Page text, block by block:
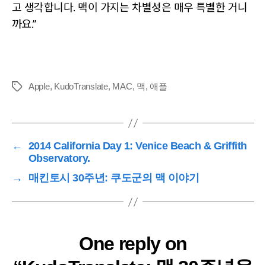
고 생각합니다. 맥이 가지는 차별성은 매우 특별한 거니
까요.”
TagsApple, KudoTranslate, MAC, 맥, 애플
←
2014 California Day 1: Venice Beach & Griffith
Observatory.
→
매킨토시 30주년: 쿠도군의 맥 이야기
One reply on